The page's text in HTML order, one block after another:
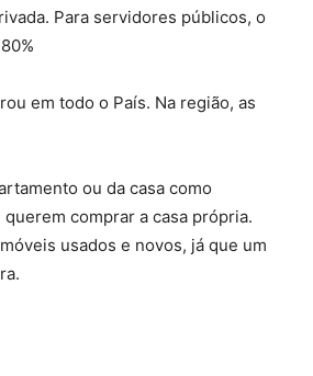
Para servidores públicos, o
em todo o País. Na região, as
ou da casa como
comprar a casa própria.
usados e novos, já que um